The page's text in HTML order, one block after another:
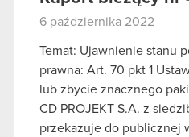
6 października 2022
Temat: Ujawnienie stanu
prawna: Art. 70 pkt 1
lub zbycie znacznego
CD PROJEKT S.A. z
przekazuje do publicznej